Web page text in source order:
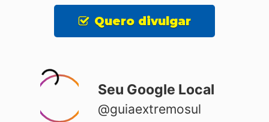
Quero divulgar